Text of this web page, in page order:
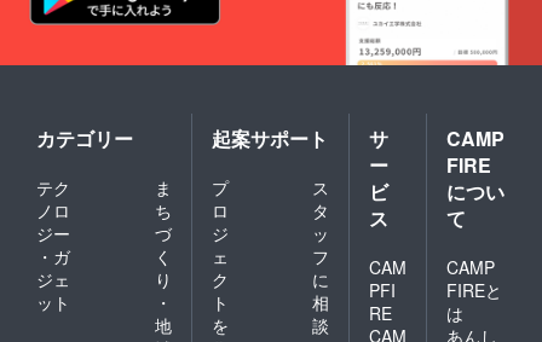
カテゴリー
テク
ノロ
ジー
・ガ
ジェ
ット
ま
ち
づ
く
り
・
地
起案サポート
プ
ロ
ジ
ェ
ク
ト
を
ス
タ
ッ
フ
に
相
談
サ
ー
ビ
ス
CAM
PFI
RE
CAM
CAMP
FIRE
につい
て
CAMP
FIREと
は
あんし